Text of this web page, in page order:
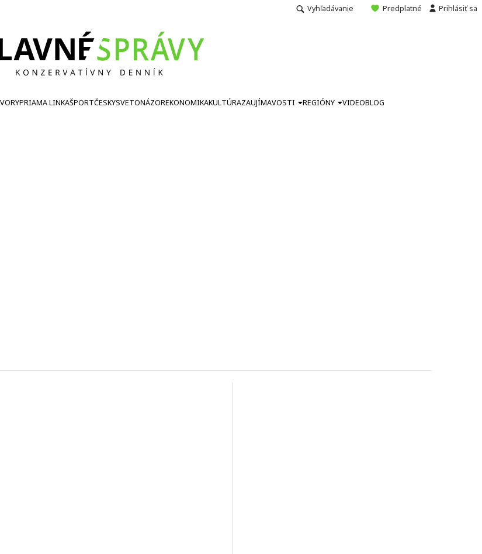
Vyhľadávanie Predplatné Prihlásiť sa
PRIAMA LINKAŠPORTČESKYSVETONÁZOREKONOMIKAKULTÚRAZAUJÍMAVOSTI REGIÓNY VIDEOBLOG